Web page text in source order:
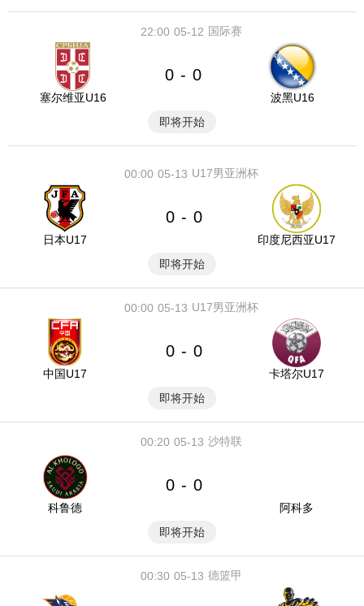
05-12
22:00 国际赛
塞尔维亚U16
0 - 0
波黑U16
即将开始
05-13
00:00 U17男亚洲杯
日本U17
0 - 0
印度尼西亚U17
即将开始
05-13
00:00 U17男亚洲杯
中国U17
0 - 0
卡塔尔U17
即将开始
05-13
00:20 沙特联
科鲁德
0 - 0
阿科多
即将开始
05-13
00:30 德篮甲